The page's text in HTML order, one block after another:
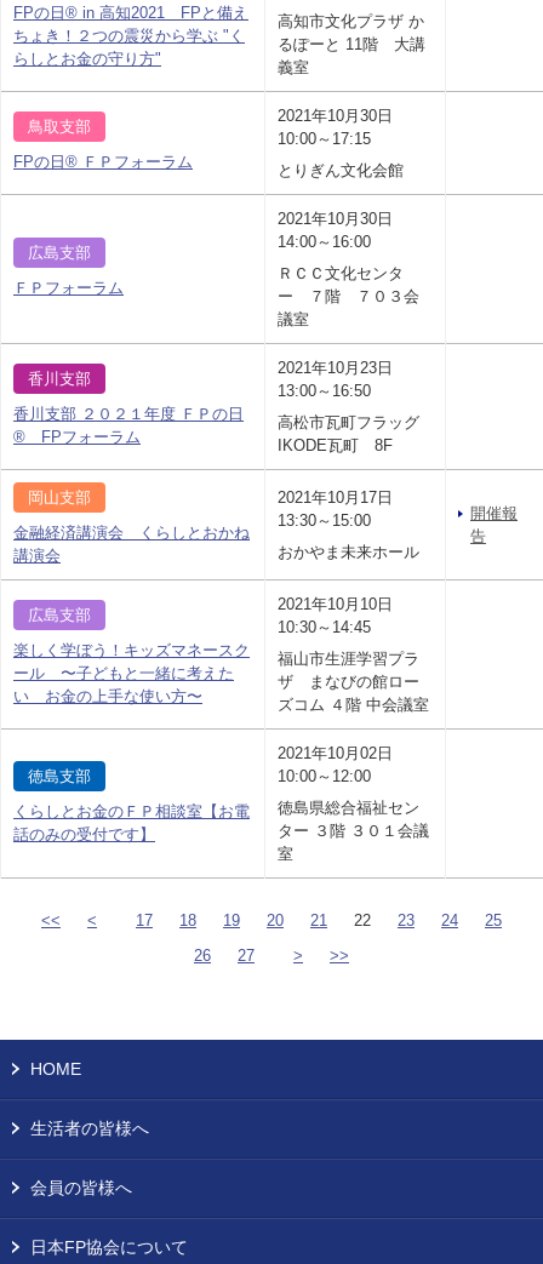
FPの日® in 高知2021 FPと備え
ちょき！２つの震災から学ぶ "く
らしとお金の守り方"
高知市文化プラザ か
るぽーと 11階 大講
義室
鳥取支部
FPの日® ＦＰフォーラム
2021年10月30日
10:00～17:15
とりぎん文化会館
広島支部
ＦＰフォーラム
2021年10月30日
14:00～16:00
ＲＣＣ文化センタ
ー ７階 ７０３会
議室
香川支部
香川支部 ２０２１年度 ＦＰの日
® FPフォーラム
2021年10月23日
13:00～16:50
高松市瓦町フラッグ
IKODE瓦町 8F
岡山支部
金融経済講演会 くらしとおかね
講演会
2021年10月17日
13:30～15:00
おかやま未来ホール
開催報
告
広島支部
楽しく学ぼう！キッズマネースク
ール 〜子どもと一緒に考えた
い お金の上手な使い方〜
2021年10月10日
10:30～14:45
福山市生涯学習プラ
ザ まなびの館ロー
ズコム ４階 中会議室
徳島支部
くらしとお金のＦＰ相談室【お電
話のみの受付です】
2021年10月02日
10:00～12:00
徳島県総合福祉セン
ター ３階 ３０１会議
室
<< < 17 18 19 20 21 22 23 24
25
26
27 > >>
HOME
生活者の皆様へ
会員の皆様へ
日本FP協会について